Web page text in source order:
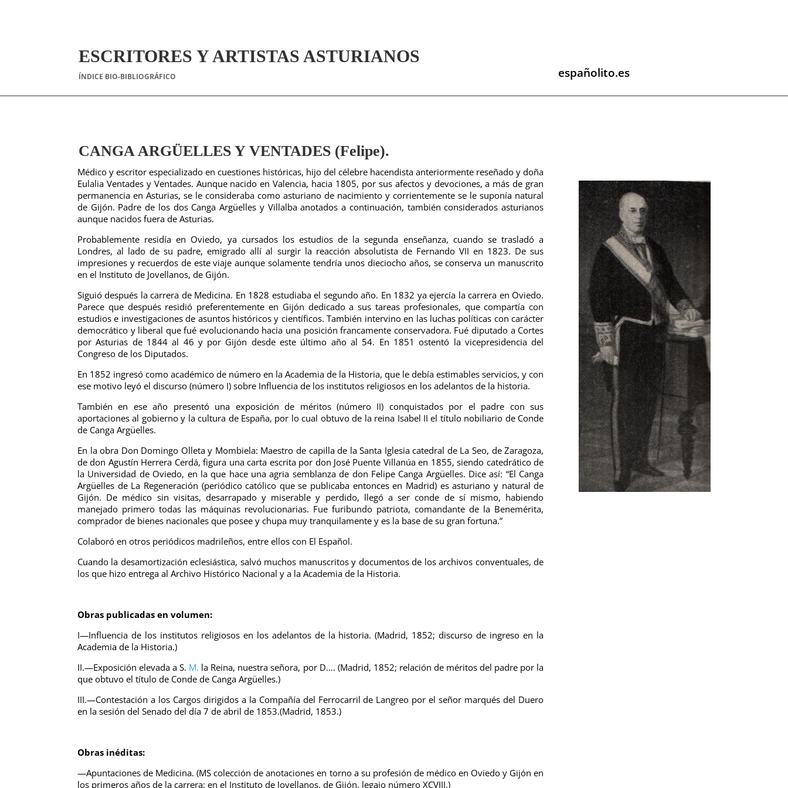
ESCRITORES Y ARTISTAS ASTURIANOS
ÍNDICE BIO-BIBLIOGRÁFICO españolito.es
CANGA ARGÜELLES Y VENTADES (Felipe).
Médico y escritor especializado en cuestiones históricas, hijo del célebre hacendista anteriormente reseñado y doña
Eulalia Ventades y Ventades. Aunque nacido en Valencia, hacia 1805, por sus afectos y devociones, a más de gran
permanencia en Asturias, se le consideraba como asturiano de nacimiento y corrientemente se le suponía natural
de Gijón. Padre de los dos Canga Argüelles y Villalba anotados a continuación, también considerados asturianos
aunque nacidos fuera de Asturias.
Probablemente residía en Oviedo, ya cursados los estudios de la segunda enseñanza, cuando se trasladó a
Londres, al lado de su padre, emigrado allí al surgir la reacción absolutista de Fernando VII en 1823. De sus
impresiones y recuerdos de este viaje aunque solamente tendría unos dieciocho años, se conserva un manuscrito
en el Instituto de Jovellanos, de Gijón.
Siguió después la carrera de Medicina. En 1828 estudiaba el segundo año. En 1832 ya ejercía la carrera en Oviedo.
Parece que después residió preferentemente en Gijón dedicado a sus tareas profesionales, que compartía con
estudios e investigaciones de asuntos históricos y científicos. También intervino en las luchas políticas con carácter
democrático y liberal que fué evolucionando hacia una posición francamente conservadora. Fué diputado a Cortes
por Asturias de 1844 al 46 y por Gijón desde este último año al 54. En 1851 ostentó la vicepresidencia del
Congreso de los Diputados.
En 1852 ingresó como académico de número en la Academia de la Historia, que le debía estimables servicios, y con
ese motivo leyó el discurso (número I) sobre Influencia de los institutos religiosos en los adelantos de la historia.
También en ese año presentó una exposición de méritos (número II) conquistados por el padre con sus
aportaciones al gobierno y la cultura de España, por lo cual obtuvo de la reina Isabel II el título nobiliario de Conde
de Canga Argüelles.
En la obra Don Domingo Olleta y Mombiela: Maestro de capilla de la Santa Iglesia catedral de La Seo, de Zaragoza,
de don Agustín Herrera Cerdá, figura una carta escrita por don José Puente Villanúa en 1855, siendo catedrático de
la Universidad de Oviedo, en la que hace una agria semblanza de don Felipe Canga Argüelles. Dice así: “El Canga
Argüelles de La Regeneración (periódico católico que se publicaba entonces en Madrid) es asturiano y natural de
Gijón. De médico sin visitas, desarrapado y miserable y perdido, llegó a ser conde de sí mismo, habiendo
manejado primero todas las máquinas revolucionarias. Fue furibundo patriota, comandante de la Benemérita,
comprador de bienes nacionales que posee y chupa muy tranquilamente y es la base de su gran fortuna.”
Colaboró en otros periódicos madrileños, entre ellos con El Español.
Cuando la desamortización eclesiástica, salvó muchos manuscritos y documentos de los archivos conventuales, de
los que hizo entrega al Archivo Histórico Nacional y a la Academia de la Historia.
Obras publicadas en volumen:
I—Influencia de los institutos religiosos en los adelantos de la historia. (Madrid, 1852; discurso de ingreso en la
Academia de la Historia.)
II.—Exposición elevada a S. M. la Reina, nuestra señora, por D…. (Madrid, 1852; relación de méritos del padre por la
que obtuvo el título de Conde de Canga Argüelles.)
III.—Contestación a los Cargos dirigidos a la Compañía del Ferrocarril de Langreo por el señor marqués del Duero
en la sesión del Senado del día 7 de abril de 1853.(Madrid, 1853.)
Obras inéditas:
—Apuntaciones de Medicina. (MS colección de anotaciones en torno a su profesión de médico en Oviedo y Gijón en
los primeros años de la carrera; en el Instituto de Jovellanos, de Gijón, legajo número XCVIII.)